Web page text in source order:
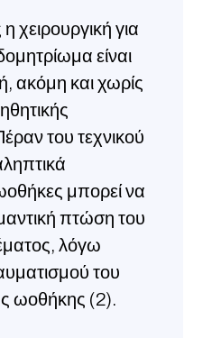
χειρουργική για
είναι
ακόμη και χωρίς
του τεχνικού
μπορεί να
πτώση του
λόγω
του
ωοθήκης (2).